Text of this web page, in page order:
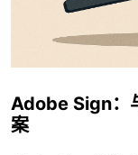
Adobe Sign：
案